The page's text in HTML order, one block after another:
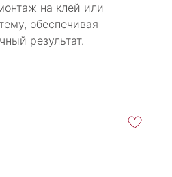
на клей или
обеспечивая
результат.